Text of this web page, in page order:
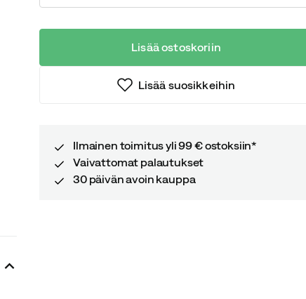
Lisää ostoskoriin
Lisää suosikkeihin
Ilmainen toimitus yli 99 € ostoksiin*
Vaivattomat palautukset
30 päivän avoin kauppa